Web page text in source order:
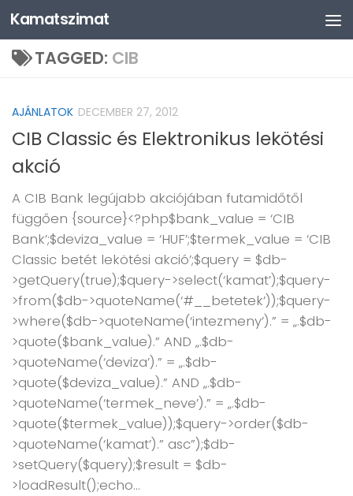
Skip to content
Kamatszimat
TAGGED: CIB
AJÁNLATOK DECEMBER 27, 2012
CIB Classic és Elektronikus lekötési
akció
A CIB Bank legújabb akciójában futamidőtől
függően {source}<?php$bank_value = ‘CIB
Bank’;$deviza_value = ‘HUF’;$termek_value = ‘CIB
Classic betét lekötési akció’;$query = $db-
>getQuery(true);$query->select(‘kamat’);$query-
>from($db->quoteName(‘#__betetek’));$query-
>where($db->quoteName(‘intezmeny’).” = „.$db-
>quote($bank_value).” AND „.$db-
>quoteName(‘deviza’).” = „.$db-
>quote($deviza_value).” AND „.$db-
>quoteName(‘termek_neve’).” = „.$db-
>quote($termek_value));$query->order($db-
>quoteName(‘kamat’).” asc”);$db-
>setQuery($query);$result = $db-
>loadResult();echo...